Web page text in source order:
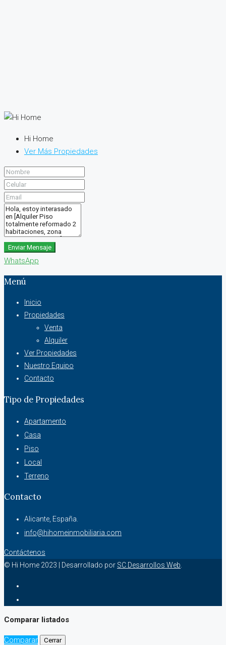
Hi Home
Ver Más Propiedades
Enviar Mensaje
WhatsApp
Menú
Inicio
Propiedades
Venta
Alquiler
Ver Propiedades
Nuestro Equipo
Contacto
Tipo de Propiedades
Apartamento
Casa
Piso
Local
Terreno
Contacto
Alicante, España.
info@hihomeinmobiliaria.com
Contáctenos
© Hi Home 2023 | Desarrollado por SC Desarrollos Web
Comparar listados
Comparar Cerrar